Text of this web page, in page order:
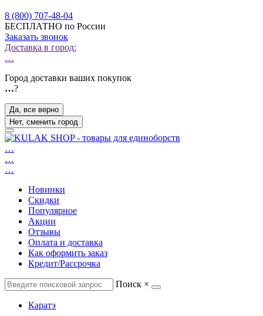
8 (800) 707-48-04
БЕСПЛАТНО по России
Заказать звонок
Доставка в город:
…
Город доставки ваших покупок
…?
Да, все верно
Нет, сменить город
…
…
…
Новинки
Скидки
Популярное
Акции
Отзывы
Оплата и доставка
Как оформить заказ
Кредит/Рассрочка
Поиск ×
Каратэ